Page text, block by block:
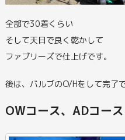
全部で30着くらい
そして天日で良く乾かして
ファブリーズで仕上げです。
後は、バルブのO/Hをして完了で
OWコース、ADコース